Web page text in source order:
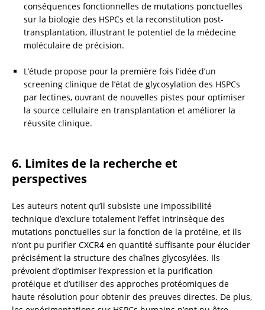
conséquences fonctionnelles de mutations ponctuelles
sur la biologie des HSPCs et la reconstitution post-
transplantation, illustrant le potentiel de la médecine
moléculaire de précision.
L’étude propose pour la première fois l’idée d’un
screening clinique de l’état de glycosylation des HSPCs
par lectines, ouvrant de nouvelles pistes pour optimiser
la source cellulaire en transplantation et améliorer la
réussite clinique.
6. Limites de la recherche et
perspectives
Les auteurs notent qu’il subsiste une impossibilité
technique d’exclure totalement l’effet intrinsèque des
mutations ponctuelles sur la fonction de la protéine, et ils
n’ont pu purifier CXCR4 en quantité suffisante pour élucider
précisément la structure des chaînes glycosylées. Ils
prévoient d’optimiser l’expression et la purification
protéique et d’utiliser des approches protéomiques de
haute résolution pour obtenir des preuves directes. De plus,